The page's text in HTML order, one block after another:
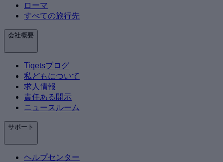
ローマ
すべての旅行先
会社概要
Tiqetsブログ
私どもについて
求人情報
責任ある開示
ニュースルーム
サポート
ヘルプセンター